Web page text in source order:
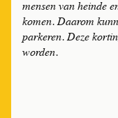
mensen van heinde
komen. Daarom
parkeren. Deze
worden.